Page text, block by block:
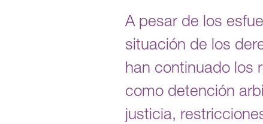
A pesar de los
situación de los
han continuado los
como detención
justicia,